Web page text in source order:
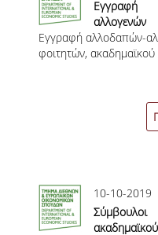
ΙΣΟΤΗΤΑ
φοιτητών,
2019.2020
Εγγραφή αλλοδαπών-
φοιτητών,
10-10-2019